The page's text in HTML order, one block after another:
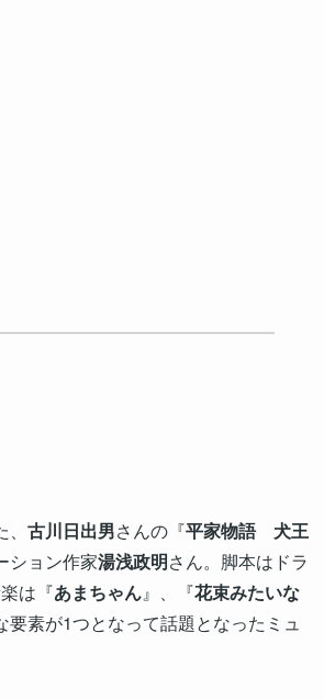
古川日出男さんの『平家物語 犬王
ション作家湯浅政明さん。脚本はドラ
は『あまちゃん』、『花束みたいな
素が1つとなって話題となったミュ